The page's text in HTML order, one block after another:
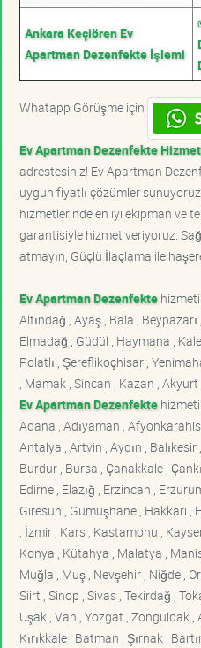
Ankara Keçiören Ev
Apartman Dezenfekte İşlemi
Whatapp Görüşme için
Ev Apartman Dezenfekte
adrestesiniz! Ev Apartman
uygun fiyatlı çözümler
hizmetlerinde en iyi ekipman ve
garantisiyle hizmet veriyoruz.
atmayın, Güçlü İlaçlama ile
Ev Apartman Dezenfektehizmeti
Altındağ , Ayaş , Bala , Beypazarı
Elmadağ , Güdül , Haymana ,
Polatlı , Şereflikoçhisar ,
, Mamak , Sincan , Kazan ,
Ev Apartman Dezenfektehizmeti
Adana , Adıyaman ,
Antalya , Artvin , Aydın , Balıkesir
Burdur , Bursa , Çanakkale ,
Edirne , Elazığ , Erzincan ,
Giresun , Gümüşhane , Hakkari
, İzmir , Kars , Kastamonu ,
Konya , Kütahya , Malatya ,
Muğla , Muş , Nevşehir , Niğde ,
Siirt , Sinop , Sivas , Tekirdağ ,
Uşak , Van , Yozgat , Zonguldak ,
Kırıkkale , Batman , Şırnak ,